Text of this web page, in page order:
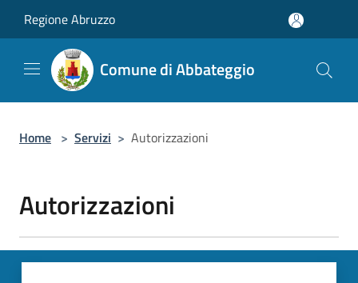
Regione Abruzzo
Comune di Abbateggio
Home > Servizi > Autorizzazioni
Autorizzazioni